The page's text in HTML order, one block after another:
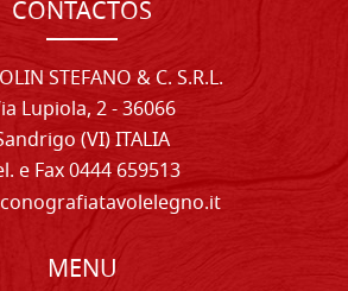
CONTACTOS
STEFANO & C. S.R.L.
Lupiola, 2 - 36066
(VI) ITALIA
e Fax 0444 659513
MENU